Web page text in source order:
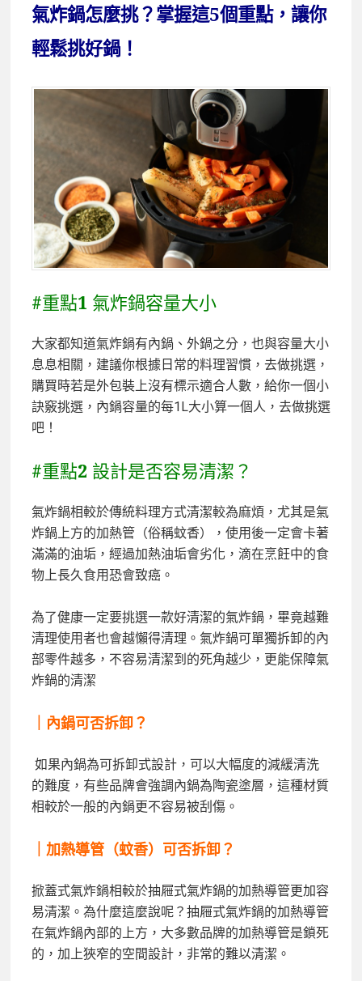
氣炸鍋怎麼挑？掌握這5個重點，讓你
輕鬆挑好鍋！
#重點1 氣炸鍋容量大小
大家都知道氣炸鍋有內鍋、外鍋之分，也與容量大小
息息相關，建議你根據日常的料理習慣，去做挑選，
購買時若是外包裝上沒有標示適合人數，給你一個小
訣竅挑選，內鍋容量的每1L大小算一個人，去做挑選
吧！
#重點2 設計是否容易清潔？
氣炸鍋相較於傳統料理方式清潔較為麻煩，尤其是氣
炸鍋上方的加熱管（俗稱蚊香），使用後一定會卡著
滿滿的油垢，經過加熱油垢會劣化，滴在烹飪中的食
物上長久食用恐會致癌。
為了健康一定要挑選一款好清潔的氣炸鍋，畢竟越難
清理使用者也會越懶得清理。氣炸鍋可單獨拆卸的內
部零件越多，不容易清潔到的死角越少，更能保障氣
炸鍋的清潔
｜內鍋可否拆卸？
如果內鍋為可拆卸式設計，可以大幅度的減緩清洗
的難度，有些品牌會強調內鍋為陶瓷塗層，這種材質
相較於一般的內鍋更不容易被刮傷。
｜加熱導管（蚊香）可否拆卸？
掀蓋式氣炸鍋相較於抽屜式氣炸鍋的加熱導管更加容
易清潔。為什麼這麼說呢？抽屜式氣炸鍋的加熱導管
在氣炸鍋內部的上方，大多數品牌的加熱導管是鎖死
的，加上狹窄的空間設計，非常的難以清潔。